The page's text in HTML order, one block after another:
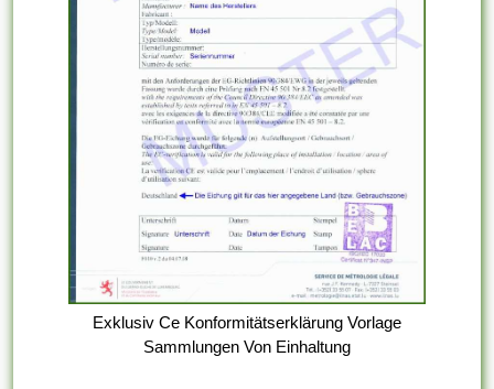
Exklusiv Ce Konformitätserklärung Vorlage
Sammlungen Von Einhaltung